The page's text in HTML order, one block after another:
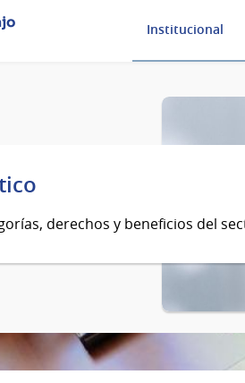
Institucional
derechos y beneficios del